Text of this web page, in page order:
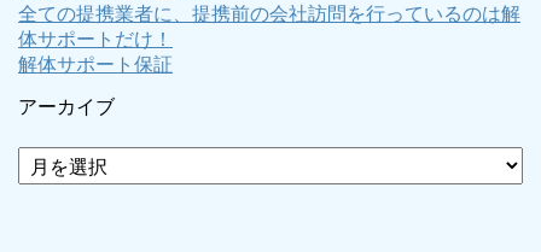
全ての提携業者に、提携前の会社訪問を行っているのは解
体サポートだけ！
解体サポート保証
アーカイブ
ア
ー